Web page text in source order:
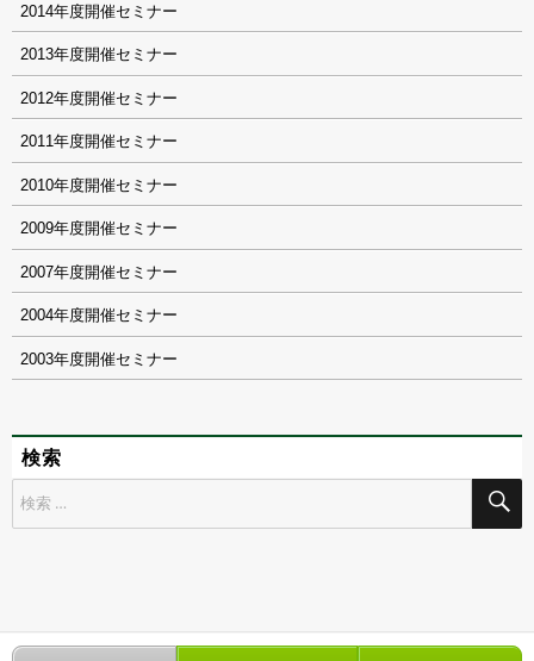
2014
2013
2012
2011
2010
2009
2007
2004
2003
検索